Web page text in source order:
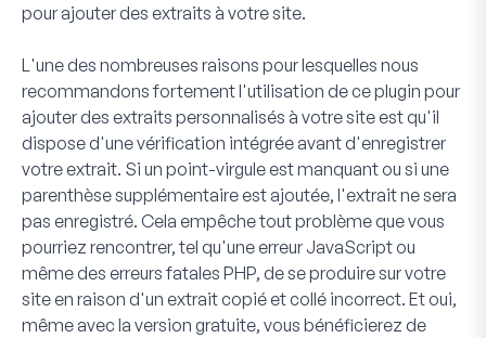
pour ajouter des extraits à votre site.
L'une des nombreuses raisons pour lesquelles nous
recommandons fortement l'utilisation de ce plugin pour
ajouter des extraits personnalisés à votre site est qu'il
dispose d'une vérification intégrée avant d'enregistrer
votre extrait. Si un point-virgule est manquant ou si une
parenthèse supplémentaire est ajoutée, l'extrait ne sera
pas enregistré. Cela empêche tout problème que vous
pourriez rencontrer, tel qu'une erreur JavaScript ou
même des erreurs fatales PHP, de se produire sur votre
site en raison d'un extrait copié et collé incorrect. Et oui,
même avec la version gratuite, vous bénéficierez de